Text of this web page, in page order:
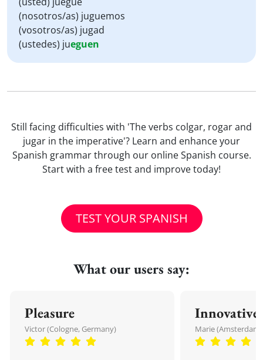
(nosotros/as) juguemos
(vosotros/as) jugad
(ustedes) jueguen
Still facing difficulties with 'The verbs colgar, rogar and
jugar in the imperative'? Learn and enhance your
Spanish grammar through our online Spanish course.
Start with a free test and improve today!
TEST YOUR SPANISH
What our users say:
Pleasure
Victor (Cologne, Germany)
Innovative
Marie